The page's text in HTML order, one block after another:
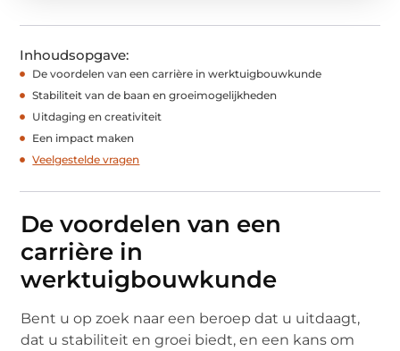
Inhoudsopgave:
De voordelen van een carrière in werktuigbouwkunde
Stabiliteit van de baan en groeimogelijkheden
Uitdaging en creativiteit
Een impact maken
Veelgestelde vragen
De voordelen van een
carrière in
werktuigbouwkunde
Bent u op zoek naar een beroep dat u uitdaagt,
dat u stabiliteit en groei biedt, en een kans om